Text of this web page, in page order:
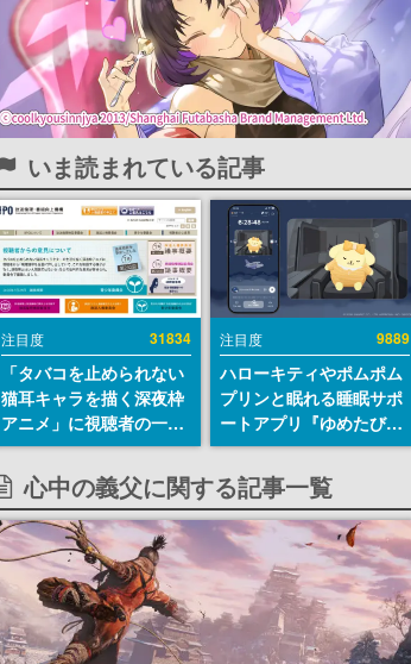
いま読まれている記事
注目度 31834
「タバコを止められない
猫耳キャラを描く深夜枠
アニメ」に視聴者の一部
から批判意見。違法薬物
の使用と思わしき描写も
含めて、BPOが議論を交
わす
注目度 9889
ハローキティやポムポム
プリンと眠れる睡眠サポ
ートアプリ『ゆめたび』
が配信中。キャラごとの
ASMRや目覚ましアラー
ムも搭載
心中の義父に関する記事一覧